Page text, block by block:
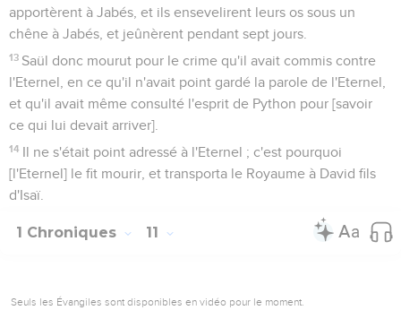
apportèrent à Jabés, et ils ensevelirent leurs os sous un
chêne à Jabés, et jeûnèrent pendant sept jours.
13 Saül donc mourut pour le crime qu'il avait commis contre
l'Eternel, en ce qu'il n'avait point gardé la parole de l'Eternel,
et qu'il avait même consulté l'esprit de Python pour [savoir
ce qui lui devait arriver].
14 Il ne s'était point adressé à l'Eternel ; c'est pourquoi
[l'Eternel] le fit mourir, et transporta le Royaume à David fils
d'Isaï.
1 Chroniques 11
Seuls les Évangiles sont disponibles en vidéo pour le moment.